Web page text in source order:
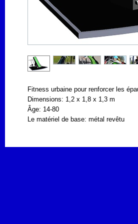
Fitness urbaine pour renforcer les
Dimensions: 1,2 x 1,8 x 1,3 m
Âge: 14-80
Le matériel de base: métal revêtu